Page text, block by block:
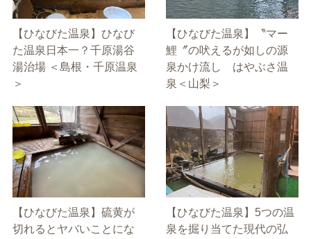
【ひなびた温泉】ひなび
た温泉日本一？千原湯谷
湯治場 ＜島根・千原温泉
＞
【ひなびた温泉】〝マー
鯉〞の吠えるが如しの源
泉かけ流し はやぶさ温
泉＜山梨＞
【ひなびた温泉】硫黄が
切れるとヤバいことにな
【ひなびた温泉】5つの温
泉を掘り当てた現代の弘